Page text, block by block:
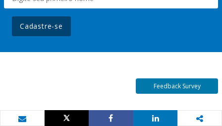
Cadastre-se
Feedback Survey